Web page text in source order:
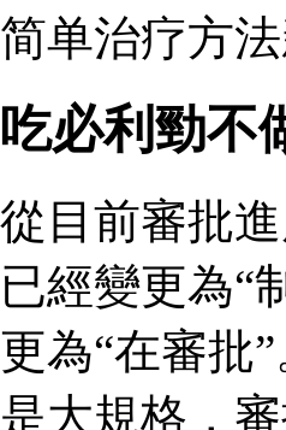
简单治疗方
吃必利勁不
從目前審批
已經變更為“
更為“在審批
是大規格，